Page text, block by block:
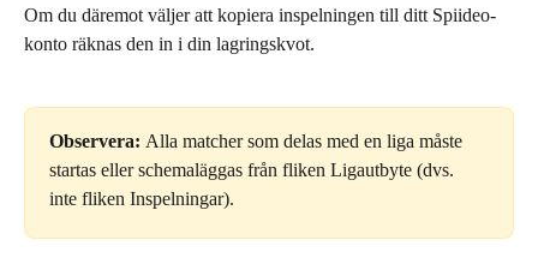
Om du däremot väljer att kopiera inspelningen till ditt Spiideo-
konto räknas den in i din lagringskvot.
Observera: Alla matcher som delas med en liga måste
startas eller schemaläggas från fliken Ligautbyte (dvs.
inte fliken Inspelningar).